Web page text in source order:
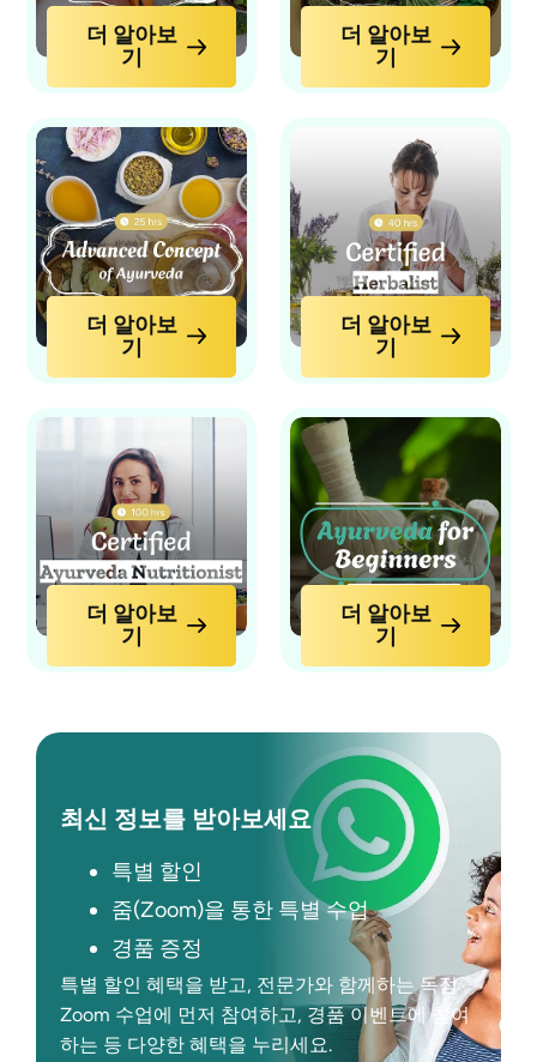
더 알아보
기
더 알아보
기
더 알아보
기
더 알아보
기
더 알아보
기
더 알아보
기
최신 정보를 받아보세요
특별 할인
줌(Zoom)을 통한 특별 수업
경품 증정
특별 할인 혜택을 받고, 전문가와 함께하는 독점
Zoom 수업에 먼저 참여하고, 경품 이벤트에 참여
하는 등 다양한 혜택을 누리세요.